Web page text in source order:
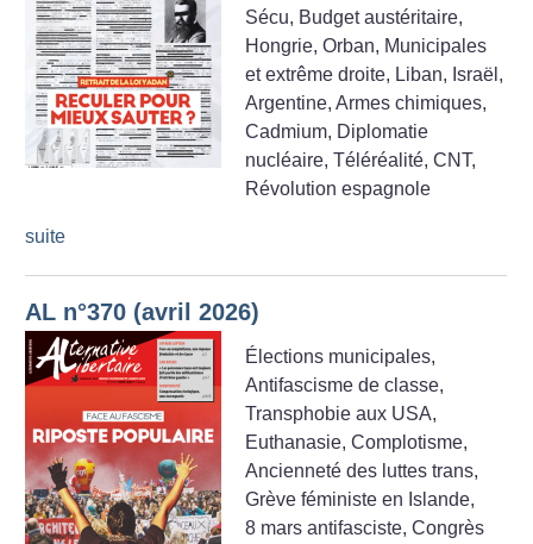
Sécu, Budget austéritaire,
Hongrie, Orban, Municipales
et extrême droite, Liban, Israël,
Argentine, Armes chimiques,
Cadmium, Diplomatie
nucléaire, Téléréalité, CNT,
Révolution espagnole
suite
AL n°370 (avril 2026)
Élections municipales,
Antifascisme de classe,
Transphobie aux USA,
Euthanasie, Complotisme,
Ancienneté des luttes trans,
Grève féministe en Islande,
8 mars antifasciste, Congrès